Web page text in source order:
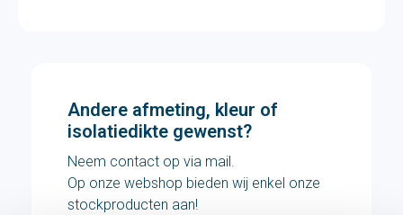
Andere afmeting, kleur of
isolatiedikte gewenst?
Neem contact op via mail.
Op onze webshop bieden wij enkel onze
stockproducten aan!